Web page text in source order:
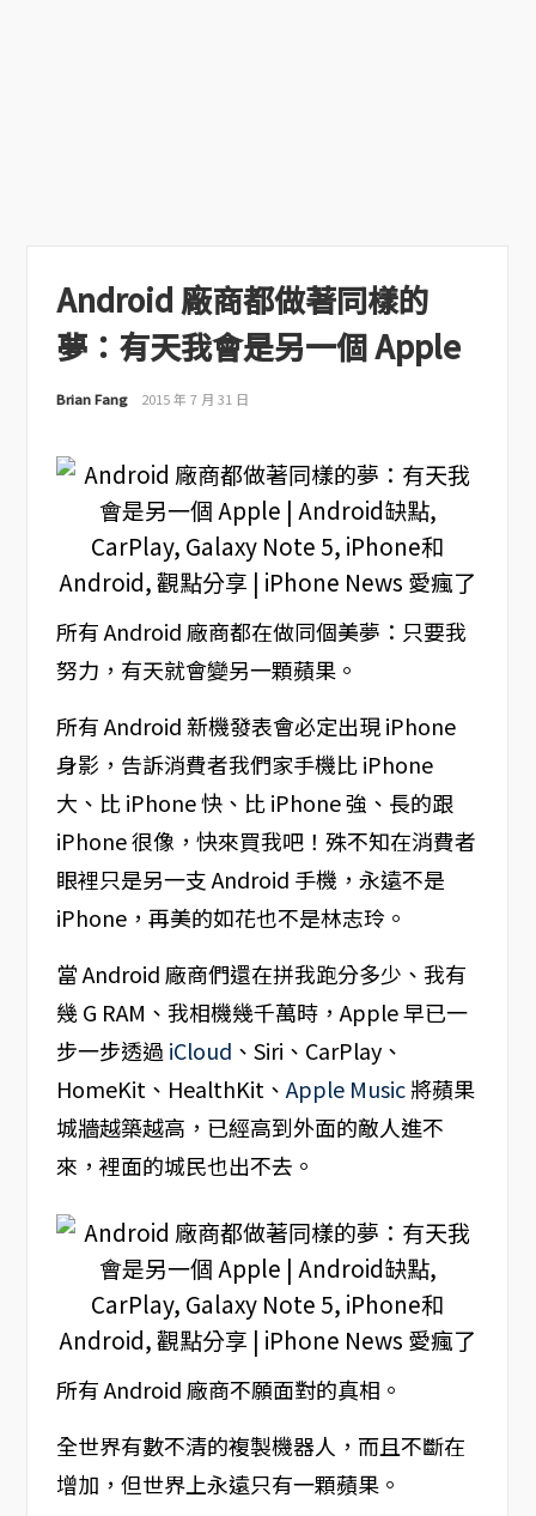
Android 廠商都做著同樣的
夢：有天我會是另一個 Apple
Brian Fang 2015 年 7 月 31 日
所有 Android 廠商都在做同個美夢：只要我
努力，有天就會變另一顆蘋果。
所有 Android 新機發表會必定出現 iPhone
身影，告訴消費者我們家手機比 iPhone
大、比 iPhone 快、比 iPhone 強、長的跟
iPhone 很像，快來買我吧！殊不知在消費者
眼裡只是另一支 Android 手機，永遠不是
iPhone，再美的如花也不是林志玲。
當 Android 廠商們還在拼我跑分多少、我有
幾 G RAM、我相機幾千萬時，Apple 早已一
步一步透過iCloud 、Siri、CarPlay、
HomeKit、HealthKit、Apple Music將蘋果
城牆越築越高，已經高到外面的敵人進不
來，裡面的城民也出不去。
所有 Android 廠商不願面對的真相。
全世界有數不清的複製機器人，而且不斷在
增加，但世界上永遠只有一顆蘋果。